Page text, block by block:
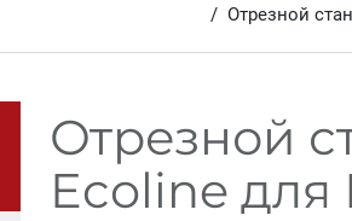
Отрезной
Отрезной
Ecoline